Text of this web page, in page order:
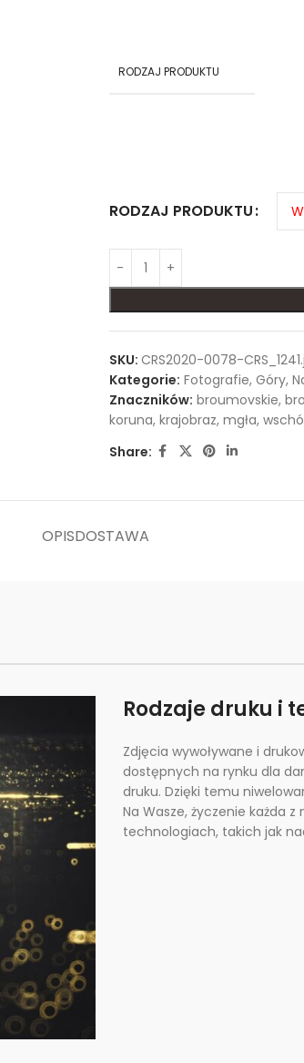
RODZAJ PRODUKTU
RODZAJ PRODUKTU
SKU: CRS2020-0078-
Kategorie: Fotografie, Góry,
Znaczników: broumovskie,
koruna, krajobraz, mgła,
Share:
OPISDOSTAWA
Rodzaje druku i
Zdjęcia wywoływane i
dostępnych na rynku dla
druku. Dzięki temu
Na Wasze, życzenie każda
technologiach, takich jak